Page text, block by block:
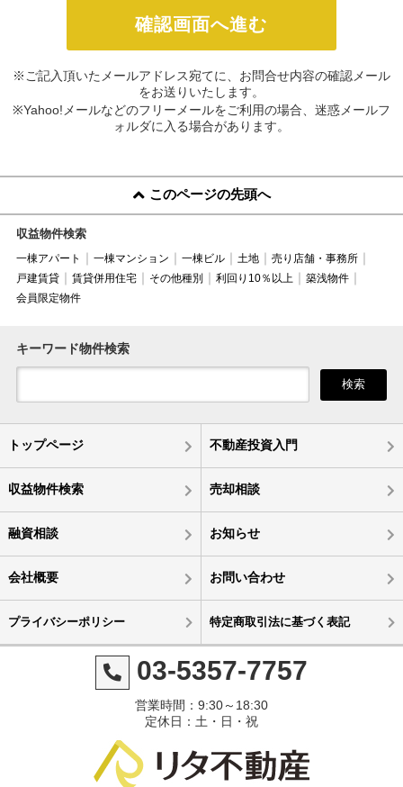
※ご記入頂いたメールアドレス宛てに、お問合せ内容の確認メール
をお送りいたします。
※Yahoo!メールなどのフリーメールをご利用の場合、迷惑メールフ
ォルダに入る場合があります。
このページの先頭へ
収益物件検索
一棟アパート 一棟マンション 一棟ビル 土地
売り店舗・事務所
戸建賃貸
賃貸併用住宅 その他種別 利回り10％以上
築浅物件
会員限定物件
キーワード物件検索
検索
トップページ 不動産投資入門
収益物件検索 売却相談
融資相談 お知らせ
会社概要 お問い合わせ
プライバシーポリシー 特定商取引法に基づく表記
03-5357-7757
営業時間：9:30～18:30
定休日：土・日・祝